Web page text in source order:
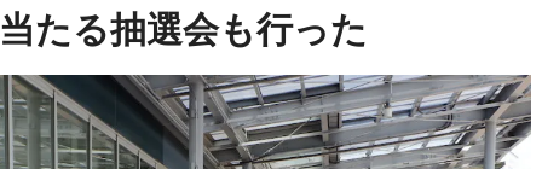
たる抽選会も行った